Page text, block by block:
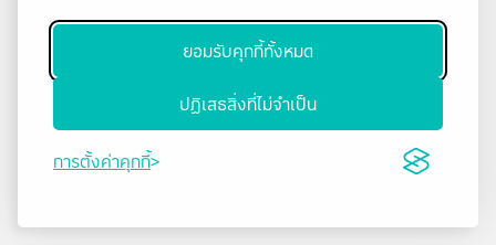
ยอมรับคุกกี้ทั้งหมด
ปฏิเสธสิ่งที่ไม่จำเป็น
การตั้งค่าคุกกี้